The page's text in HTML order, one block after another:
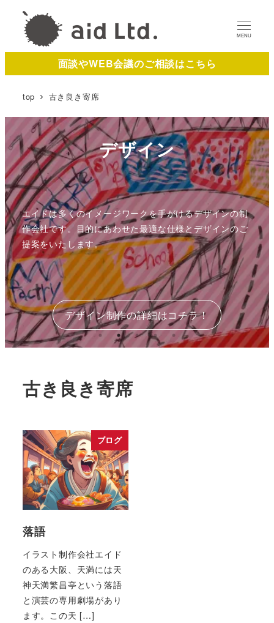
MENU
面談やWEB会議のご相談はこちら
top 古き良き寄席
デザイン
エイドは多くのイメージワークを手がけるデザインの制
作会社です。目的にあわせた最適な仕様とデザインのご
提案をいたします。
デザイン制作の詳細はコチラ！
古き良き寄席
ブログ
落語
イラスト制作会社エイド
のある大阪、天満には天
神天満繁昌亭という落語
と演芸の専用劇場があり
ます。この天 […]